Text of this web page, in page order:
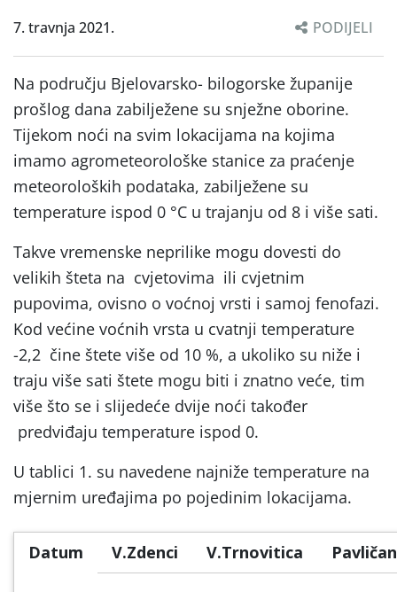
7. travnja 2021. PODIJELI
Na području Bjelovarsko- bilogorske županije
prošlog dana zabilježene su snježne oborine.
Tijekom noći na svim lokacijama na kojima
imamo agrometeorološke stanice za praćenje
meteoroloških podataka, zabilježene su
temperature ispod 0 °C u trajanju od 8 i više sati.
Takve vremenske neprilike mogu dovesti do
velikih šteta na cvjetovima ili cvjetnim
pupovima, ovisno o voćnoj vrsti i samoj fenofazi.
Kod većine voćnih vrsta u cvatnji temperature
-2,2 čine štete više od 10 %, a ukoliko su niže i
traju više sati štete mogu biti i znatno veće, tim
više što se i slijedeće dvije noći također
predviđaju temperature ispod 0.
U tablici 1. su navedene najniže temperature na
mjernim uređajima po pojedinim lokacijama.
Datum V.Zdenci V.Trnovitica